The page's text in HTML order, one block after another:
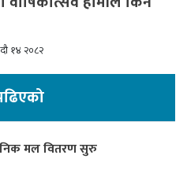
१४ २०८२
मल वितरण सुरु